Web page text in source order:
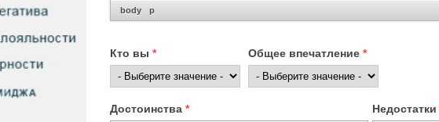
body p
Кто вы * Общее впечатление *
Достоинства * Недостатки